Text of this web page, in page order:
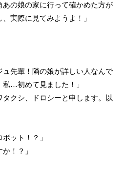
の娘の家に行って確かめた方が
実際に見てみようよ！」
ュ先輩！隣の娘が詳しい人なんで
…初めて見ました！」
タクシ、ドロシーと申します。以
ット！？」
！？」